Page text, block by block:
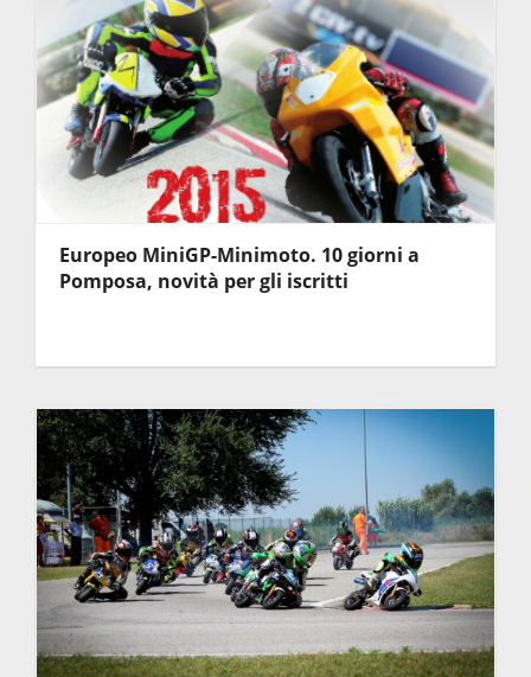
Europeo MiniGP-Minimoto. 10 giorni a
Pomposa, novità per gli iscritti